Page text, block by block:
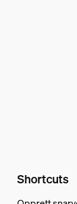
Shortcuts